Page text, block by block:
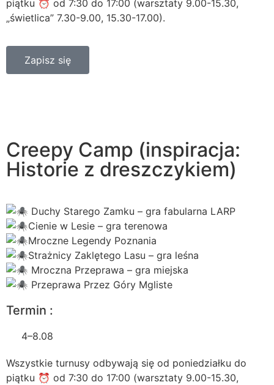
piątku ⏰ od 7:30 do 17:00 (warsztaty 9.00-15.30,
„świetlica” 7.30-9.00, 15.30-17.00).
Zapisz się
Creepy Camp (inspiracja:
Historie z dreszczykiem)
Duchy Starego Zamku – gra fabularna LARP
Cienie w Lesie – gra terenowa
Mroczne Legendy Poznania
Strażnicy Zaklętego Lasu – gra leśna
Mroczna Przeprawa – gra miejska
Przeprawa Przez Góry Mgliste
Termin :
4–8.08
Wszystkie turnusy odbywają się od poniedziałku do
piątku ⏰ od 7:30 do 17:00 (warsztaty 9.00-15.30,